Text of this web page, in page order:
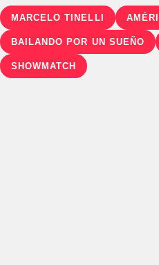
MARCELO TINELLI
BAILANDO POR UN SUEÑO
SHOWMATCH